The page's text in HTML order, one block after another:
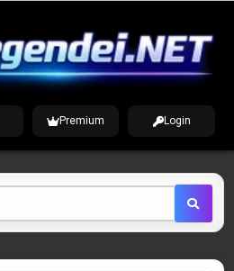
Premium Login